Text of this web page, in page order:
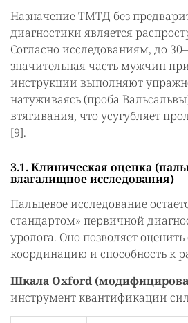
Назначение ТМТД без
диагностики является
Согласно исследованиям, до
значительная часть мужчин
инструкции выполняют
натуживаясь (проба
втягивания, что усугубляет
[9].
3.1. Клиническая оценка
влагалищное исследования)
Пальцевое исследование
стандартом» первичной
уролога. Оно позволяет
координацию и способность к
Шкала Oxford
инструмент квантификации